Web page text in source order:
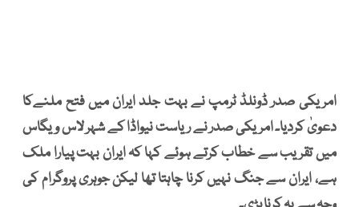
امریکی صدر ڈونلڈ ٹرمپ نے بہت جلد ایران میں فتح ملنےکا
دعویٰ کردیا۔ امریکی صدر نے ریاست نیواڈا کے شہر لاس ویگاس
میں تقریب سے خطاب کرتے ہوئے کہا کہ ایران بہت پیارا ملک
ہے، ایران سے جنگ نہیں کرنا چاہتا تھا لیکن جوہری پروگرام کی